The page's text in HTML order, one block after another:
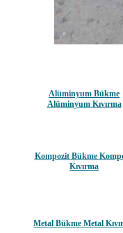
Alüminyum Bükme
Alüminyum Kıvırma
Kompozit Bükme
Kıvırma
Metal Bükme Metal